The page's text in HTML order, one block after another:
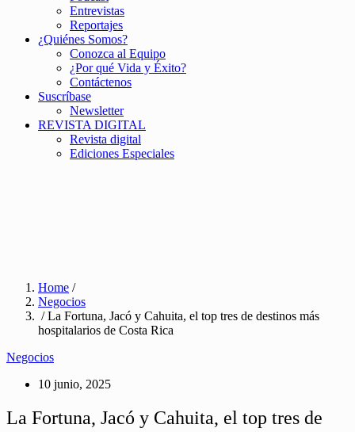
Entrevistas
Reportajes
¿Quiénes Somos?
Conozca al Equipo
¿Por qué Vida y Éxito?
Contáctenos
Suscríbase
Newsletter
REVISTA DIGITAL
Revista digital
Ediciones Especiales
Home /
Negocios
/ La Fortuna, Jacó y Cahuita, el top tres de destinos más
hospitalarios de Costa Rica
Negocios
10 junio, 2025
La Fortuna, Jacó y Cahuita, el top tres de